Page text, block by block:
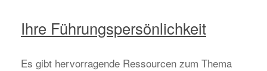
Ihre Führungspersönlichkeit
Es gibt hervorragende Ressourcen zum Thema